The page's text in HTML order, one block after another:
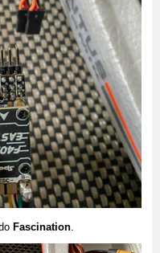
Fascination.